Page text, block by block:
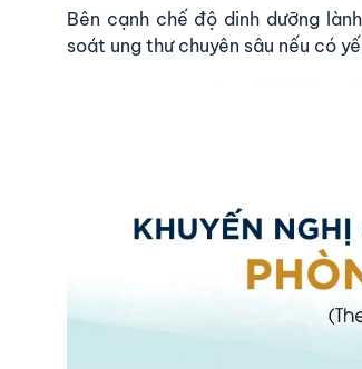
Bên cạnh chế độ dinh dưỡng
soát ung thư chuyên sâu nếu có